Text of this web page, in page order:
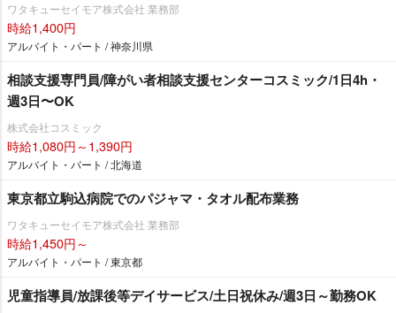
ワタキューセイモア株式会社 業務部
時給1,400円
アルバイト・パート / 神奈川県
相談支援専門員/障がい者相談支援センターコスミック/1日4h・
週3日〜OK
株式会社コスミック
時給1,080円～1,390円
アルバイト・パート / 北海道
東京都立駒込病院でのパジャマ・タオル配布業務
ワタキューセイモア株式会社 業務部
時給1,450円～
アルバイト・パート / 東京都
児童指導員/放課後等デイサービス/土日祝休み/週3日～勤務OK